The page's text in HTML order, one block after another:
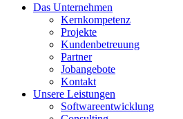
Das Unternehmen
Kernkompetenz
Projekte
Kundenbetreuung
Partner
Jobangebote
Kontakt
Unsere Leistungen
Softwareentwicklung